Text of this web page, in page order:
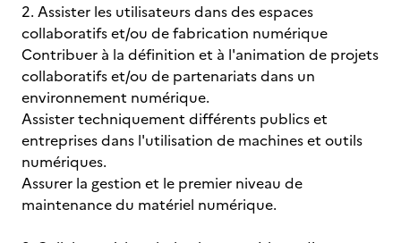
2. Assister les utilisateurs dans des espaces
collaboratifs et/ou de fabrication numérique
Contribuer à la définition et à l'animation de projets
collaboratifs et/ou de partenariats dans un
environnement numérique.
Assister techniquement différents publics et
entreprises dans l'utilisation de machines et outils
numériques.
Assurer la gestion et le premier niveau de
maintenance du matériel numérique.